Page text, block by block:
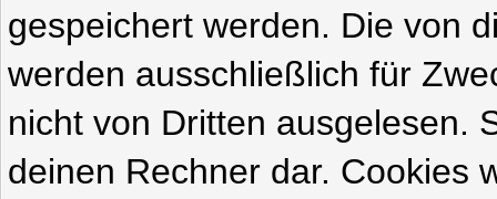
gespeichert werden. Die von
werden ausschließlich für
nicht von Dritten ausgelesen.
deinen Rechner dar. Cookies